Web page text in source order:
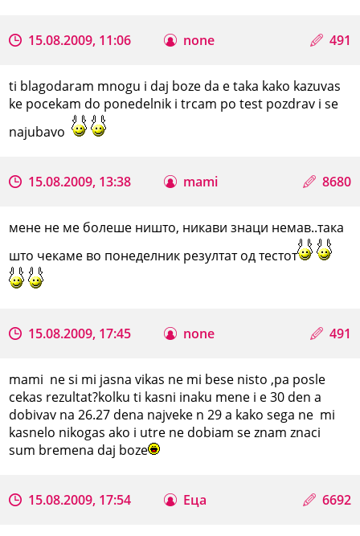
15.08.2009, 11:06 none 491
ti blagodaram mnogu i daj boze da e taka kako kazuvas
ke pocekam do ponedelnik i trcam po test pozdrav i se
najubavo
15.08.2009, 13:38 mami 8680
мене не ме болеше ништо, никави знаци немав..така
што чекаме во понеделник резултат од тестот
15.08.2009, 17:45 none 491
mami ne si mi jasna vikas ne mi bese nisto ,pa posle
cekas rezultat?kolku ti kasni inaku mene i e 30 den a
dobivav na 26.27 dena najveke n 29 a kako sega ne mi
kasnelo nikogas ako i utre ne dobiam se znam znaci
sum bremena daj boze
15.08.2009, 17:54 Еца 6692